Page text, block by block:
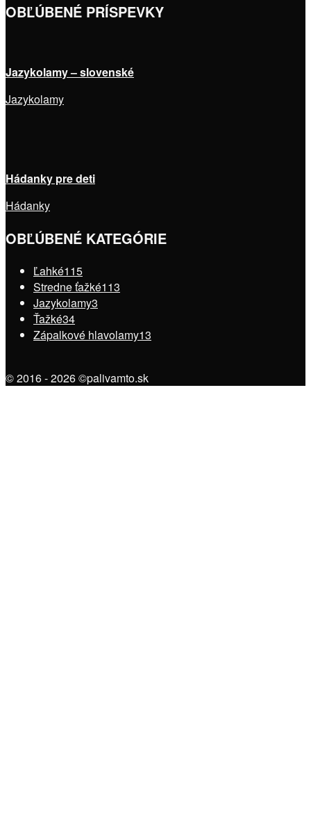
OBĽÚBENÉ PRÍSPEVKY
Jazykolamy – slovenské
Jazykolamy
Hádanky pre deti
Hádanky
OBĽÚBENÉ KATEGÓRIE
Ľahké115
Stredne ťažké113
Jazykolamy3
Ťažké34
Zápalkové hlavolamy13
© 2016 - 2026 ©palivamto.sk